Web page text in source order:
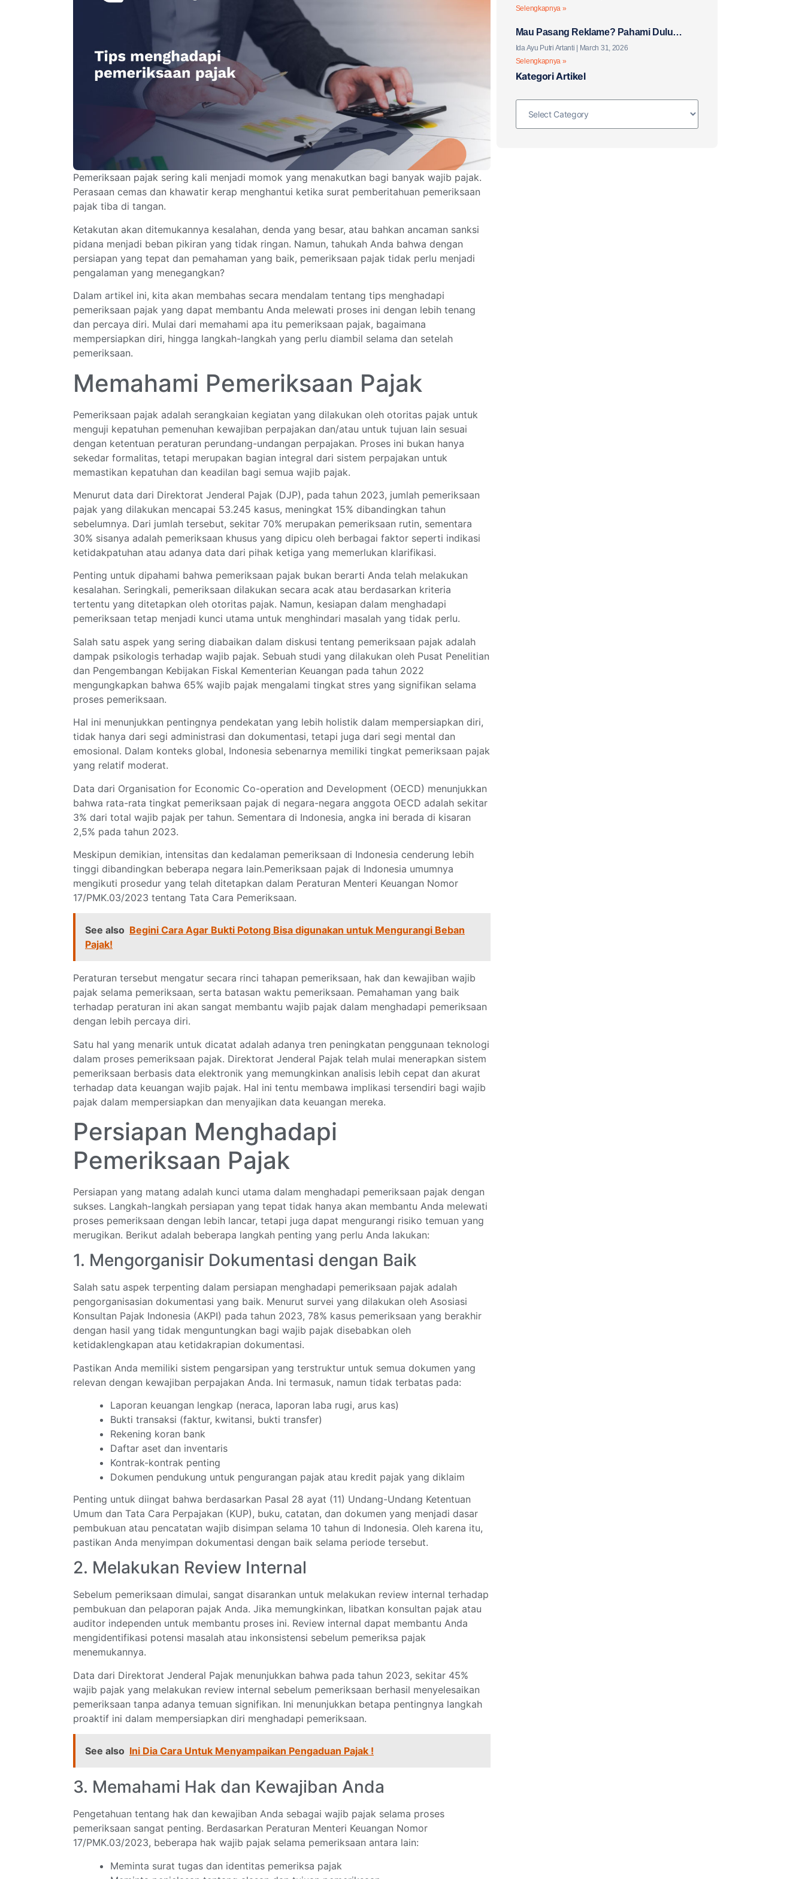
Pemeriksaan pajak sering kali menjadi momok yang menakutkan bagi banyak wajib pajak.
Perasaan cemas dan khawatir kerap menghantui ketika surat pemberitahuan pemeriksaan
pajak tiba di tangan.
Ketakutan akan ditemukannya kesalahan, denda yang besar, atau bahkan ancaman sanksi
pidana menjadi beban pikiran yang tidak ringan. Namun, tahukah Anda bahwa dengan
persiapan yang tepat dan pemahaman yang baik, pemeriksaan pajak tidak perlu menjadi
pengalaman yang menegangkan?
Dalam artikel ini, kita akan membahas secara mendalam tentang tips menghadapi
pemeriksaan pajak yang dapat membantu Anda melewati proses ini dengan lebih tenang
dan percaya diri. Mulai dari memahami apa itu pemeriksaan pajak, bagaimana
mempersiapkan diri, hingga langkah-langkah yang perlu diambil selama dan setelah
pemeriksaan.
Memahami Pemeriksaan Pajak
Pemeriksaan pajak adalah serangkaian kegiatan yang dilakukan oleh otoritas pajak untuk
menguji kepatuhan pemenuhan kewajiban perpajakan dan/atau untuk tujuan lain sesuai
dengan ketentuan peraturan perundang-undangan perpajakan. Proses ini bukan hanya
sekedar formalitas, tetapi merupakan bagian integral dari sistem perpajakan untuk
memastikan kepatuhan dan keadilan bagi semua wajib pajak.
Menurut data dari Direktorat Jenderal Pajak (DJP), pada tahun 2023, jumlah pemeriksaan
pajak yang dilakukan mencapai 53.245 kasus, meningkat 15% dibandingkan tahun
sebelumnya. Dari jumlah tersebut, sekitar 70% merupakan pemeriksaan rutin, sementara
30% sisanya adalah pemeriksaan khusus yang dipicu oleh berbagai faktor seperti indikasi
ketidakpatuhan atau adanya data dari pihak ketiga yang memerlukan klarifikasi.
Penting untuk dipahami bahwa pemeriksaan pajak bukan berarti Anda telah melakukan
kesalahan. Seringkali, pemeriksaan dilakukan secara acak atau berdasarkan kriteria
tertentu yang ditetapkan oleh otoritas pajak. Namun, kesiapan dalam menghadapi
pemeriksaan tetap menjadi kunci utama untuk menghindari masalah yang tidak perlu.
Salah satu aspek yang sering diabaikan dalam diskusi tentang pemeriksaan pajak adalah
dampak psikologis terhadap wajib pajak. Sebuah studi yang dilakukan oleh Pusat Penelitian
dan Pengembangan Kebijakan Fiskal Kementerian Keuangan pada tahun 2022
mengungkapkan bahwa 65% wajib pajak mengalami tingkat stres yang signifikan selama
proses pemeriksaan.
Hal ini menunjukkan pentingnya pendekatan yang lebih holistik dalam mempersiapkan diri,
tidak hanya dari segi administrasi dan dokumentasi, tetapi juga dari segi mental dan
emosional. Dalam konteks global, Indonesia sebenarnya memiliki tingkat pemeriksaan pajak
yang relatif moderat.
Data dari Organisation for Economic Co-operation and Development (OECD) menunjukkan
bahwa rata-rata tingkat pemeriksaan pajak di negara-negara anggota OECD adalah sekitar
3% dari total wajib pajak per tahun. Sementara di Indonesia, angka ini berada di kisaran
2,5% pada tahun 2023.
Meskipun demikian, intensitas dan kedalaman pemeriksaan di Indonesia cenderung lebih
tinggi dibandingkan beberapa negara lain.Pemeriksaan pajak di Indonesia umumnya
mengikuti prosedur yang telah ditetapkan dalam Peraturan Menteri Keuangan Nomor
17/PMK.03/2023 tentang Tata Cara Pemeriksaan.
See also Begini Cara Agar Bukti Potong Bisa digunakan untuk Mengurangi Beban
Pajak!
Peraturan tersebut mengatur secara rinci tahapan pemeriksaan, hak dan kewajiban wajib
pajak selama pemeriksaan, serta batasan waktu pemeriksaan. Pemahaman yang baik
terhadap peraturan ini akan sangat membantu wajib pajak dalam menghadapi pemeriksaan
dengan lebih percaya diri.
Satu hal yang menarik untuk dicatat adalah adanya tren peningkatan penggunaan teknologi
dalam proses pemeriksaan pajak. Direktorat Jenderal Pajak telah mulai menerapkan sistem
pemeriksaan berbasis data elektronik yang memungkinkan analisis lebih cepat dan akurat
terhadap data keuangan wajib pajak. Hal ini tentu membawa implikasi tersendiri bagi wajib
pajak dalam mempersiapkan dan menyajikan data keuangan mereka.
Persiapan Menghadapi
Pemeriksaan Pajak
Persiapan yang matang adalah kunci utama dalam menghadapi pemeriksaan pajak dengan
sukses. Langkah-langkah persiapan yang tepat tidak hanya akan membantu Anda melewati
proses pemeriksaan dengan lebih lancar, tetapi juga dapat mengurangi risiko temuan yang
merugikan. Berikut adalah beberapa langkah penting yang perlu Anda lakukan:
1. Mengorganisir Dokumentasi dengan Baik
Salah satu aspek terpenting dalam persiapan menghadapi pemeriksaan pajak adalah
pengorganisasian dokumentasi yang baik. Menurut survei yang dilakukan oleh Asosiasi
Konsultan Pajak Indonesia (AKPI) pada tahun 2023, 78% kasus pemeriksaan yang berakhir
dengan hasil yang tidak menguntungkan bagi wajib pajak disebabkan oleh
ketidaklengkapan atau ketidakrapian dokumentasi.
Pastikan Anda memiliki sistem pengarsipan yang terstruktur untuk semua dokumen yang
relevan dengan kewajiban perpajakan Anda. Ini termasuk, namun tidak terbatas pada:
Laporan keuangan lengkap (neraca, laporan laba rugi, arus kas)
Bukti transaksi (faktur, kwitansi, bukti transfer)
Rekening koran bank
Daftar aset dan inventaris
Kontrak-kontrak penting
Dokumen pendukung untuk pengurangan pajak atau kredit pajak yang diklaim
Penting untuk diingat bahwa berdasarkan Pasal 28 ayat (11) Undang-Undang Ketentuan
Umum dan Tata Cara Perpajakan (KUP), buku, catatan, dan dokumen yang menjadi dasar
pembukuan atau pencatatan wajib disimpan selama 10 tahun di Indonesia. Oleh karena itu,
pastikan Anda menyimpan dokumentasi dengan baik selama periode tersebut.
2. Melakukan Review Internal
Sebelum pemeriksaan dimulai, sangat disarankan untuk melakukan review internal terhadap
pembukuan dan pelaporan pajak Anda. Jika memungkinkan, libatkan konsultan pajak atau
auditor independen untuk membantu proses ini. Review internal dapat membantu Anda
mengidentifikasi potensi masalah atau inkonsistensi sebelum pemeriksa pajak
menemukannya.
Data dari Direktorat Jenderal Pajak menunjukkan bahwa pada tahun 2023, sekitar 45%
wajib pajak yang melakukan review internal sebelum pemeriksaan berhasil menyelesaikan
pemeriksaan tanpa adanya temuan signifikan. Ini menunjukkan betapa pentingnya langkah
proaktif ini dalam mempersiapkan diri menghadapi pemeriksaan.
See also Ini Dia Cara Untuk Menyampaikan Pengaduan Pajak !
3. Memahami Hak dan Kewajiban Anda
Pengetahuan tentang hak dan kewajiban Anda sebagai wajib pajak selama proses
pemeriksaan sangat penting. Berdasarkan Peraturan Menteri Keuangan Nomor
17/PMK.03/2023, beberapa hak wajib pajak selama pemeriksaan antara lain:
Meminta surat tugas dan identitas pemeriksa pajak
Selengkapnya »
Mau Pasang Reklame? Pahami Dulu
Pajaknya!
Ida Ayu Putri Artanti
March 31, 2026
Selengkapnya »
Kategori Artikel